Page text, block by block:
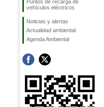
Puntos de recarga de
vehículos eléctricos
Noticias y alertas
Actualidad ambiental
Agenda Ambiental